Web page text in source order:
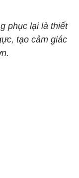
phục lại là thiết
tạo cảm giác